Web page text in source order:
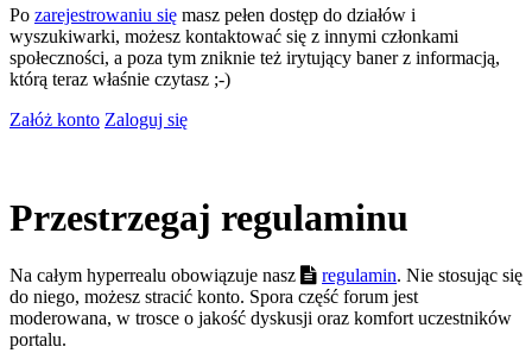
Po zarejestrowaniu się masz pełen dostęp do działów i
wyszukiwarki, możesz kontaktować się z innymi członkami
społeczności, a poza tym zniknie też irytujący baner z informacją,
którą teraz właśnie czytasz ;-)
Załóż konto Zaloguj się
Przestrzegaj regulaminu
Na całym hyperrealu obowiązuje nasz regulamin. Nie stosując się
do niego, możesz stracić konto. Spora część forum jest
moderowana, w trosce o jakość dyskusji oraz komfort uczestników
portalu.